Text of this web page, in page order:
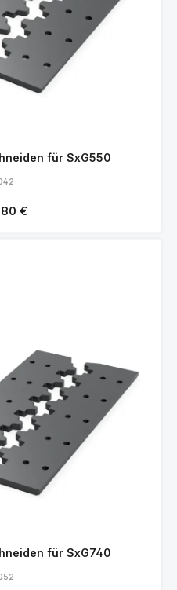
für SxG550
Preis:
€
für SxG740